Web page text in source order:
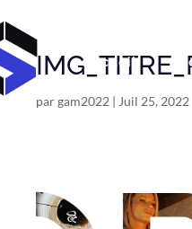
Accueil
pargam2022 | Juil 25, 2022